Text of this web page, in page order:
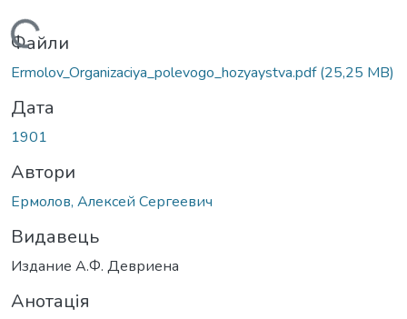
Вантажиться...
Файли
Ermolov_Organizaciya_polevogo_hozyaystva.pdf(25,25 MB)
Дата
1901
Автори
Ермолов, Алексей Сергеевич
Видавець
Издание А.Ф. Девриена
Анотація